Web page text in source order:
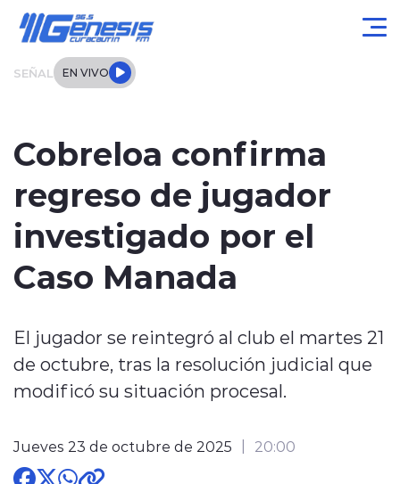
SEÑAL EN VIVO
Regional
Tendencias
Entrevistas
Deportes
Cobreloa confirma
regreso de jugador
investigado por el
Caso Manada
El jugador se reintegró al club el martes 21
de octubre, tras la resolución judicial que
modificó su situación procesal.
Jueves 23 de octubre de 2025 20:00